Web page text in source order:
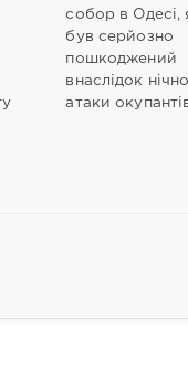
собор в Одесі,
був серйозно
пошкоджений
внаслідок
атаки